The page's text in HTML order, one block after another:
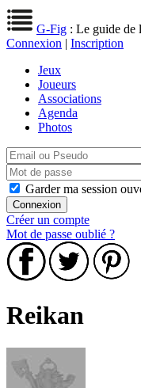
G-Fig : Le guide de
Connexion | Inscription
Jeux
Joueurs
Associations
Agenda
Photos
Garder ma session
Créer un compte
Mot de passe oublié ?
Reikan